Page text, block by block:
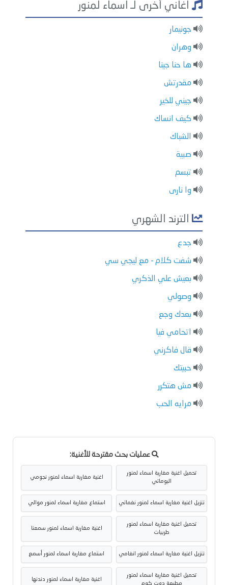
اغاني أخرى لـ اسماء لمنور
جونيمار
وهران
ها حنا جينا
مقدرتش
جيني للخير
كيف انساك
الشباك
صبية
تبسم
وا نارى
الترند الشهري
جدع
شفت كلام - مع ليجي سي
بعيش علي الذكري
وصولي
بعدك وجع
اتحامي فيا
قال فاكرني
حبيتك
مش هتكرر
مرايه الحب
عمليات بحث مقترحة للأغنية:
تحميل اغنية مغاربة اسماء لمنور
البوماتي
اغنية مغاربة اسماء لمنور نجومي
تنزيل اغنية مغاربة اسماء لمنور نغماتي استماع مغاربة اسماء لمنور موالي
تحميل اغنية مغاربة اسماء لمنور
طربيات
اغنية مغاربة اسماء لمنور سمعنا
تنزيل اغنية مغاربة اسماء لمنور انغامي استماع مغاربة اسماء لمنور أسمع
تحميل اغنية مغاربة اسماء لمنور
مطبعة دوت كوم
اغنية مغاربة اسماء لمنور دندنها